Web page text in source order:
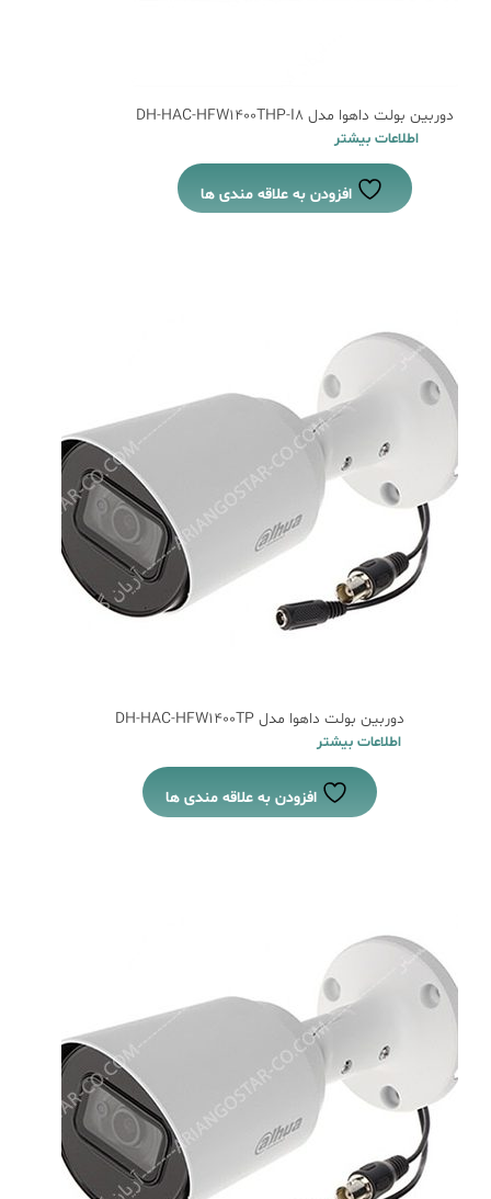
دوربین بولت داهوا مدل DH-HAC-HFW1400THP-I8
اطلاعات بیشتر
افزودن به علاقه مندی ها
دوربین بولت داهوا مدل DH-HAC-HFW1400TP
اطلاعات بیشتر
افزودن به علاقه مندی ها